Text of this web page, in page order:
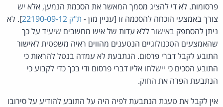
פרסומות. לא די להציג מסמך המאשר את הסכמת הנמען, אלא יש
צורך באמצעי הוכחה להסכמה זו [עניין מזן - ת"ק 22190-09-12
]. לא
ניתן להסתפק באישור ללא עדות של איש מחשבים שיעיד על כך
שהאמצעים הטכנולוגיים הנטענים מהווים ראיה משפטית לאישור
התובע לקבל דברי פרסום. הנתבעת לא עמדה בנטל להראות כי
התובע הסכים כי יישלחו אליו דברי פרסום ודי בכך כדי לקבוע כי
הנתבעת הפרה את החוק.
אין לקבל את טענת הנתבעת לפיה היה על התובע להודיע על סירובו